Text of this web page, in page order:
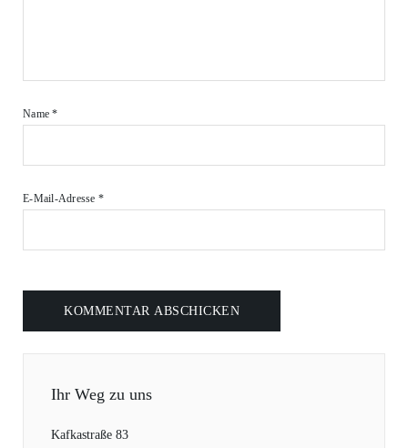
Name*
E-Mail-Adresse *
Ihr Weg zu uns
Kafkastraße 83